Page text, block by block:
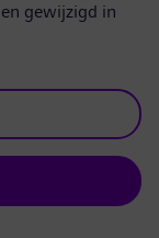
gewijzigd in